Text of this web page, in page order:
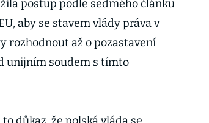
postup podle sedmého článku
aby se stavem vlády práva v
rozhodnout až o pozastavení
unijním soudem s tímto